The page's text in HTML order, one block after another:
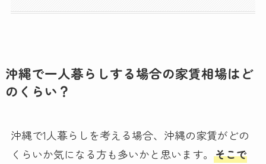
沖縄で一人暮らしする場合の家賃相場はど
のくらい？
沖縄で1人暮らしを考える場合、沖縄の家賃がどの
くらいか気になる方も多いかと思います。 そこで